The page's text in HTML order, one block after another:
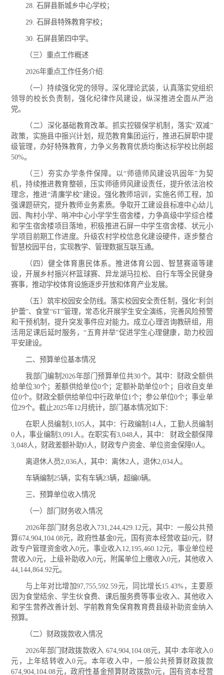
28. 石屏县新城乡中心学校；
29. 石屏县特殊教育学校；
30. 石屏县第四中学。
（三）重点工作概述
2026年重点工作任务介绍:
（一）持续强化党的领导。深化理论武装，认真落实党组织
领导的校长负责制，强化纪律作风建设，纵深推进全面从严治
党。
（二）深化基础教育改革。抓实控辍保学机制，落实“双减”
政策，实施县中振兴计划，规范教育集团运行，推进石屏职中提
级管理，办好特殊教育，力争义务教育优质均衡达标学校比例超
50%。
（三）夯实办学条件保障。以“师德师风建设巩固年”为契
机，持续推进教育整顿，压实师德师风建设责任，提升依法治校
理念，推进“清廉学校”建设。强化教师培训，实施名师工程，加
强课题研究，提升教师业务素质。争取开工建设县标准中心幼儿
园、陶村小学、哨冲中心小学学生宿舍楼，力争高级中学综合楼
和学生宿舍楼项目落地，积极推进石屏一中学生宿舍楼、状元小
学项目前期工作进度。升级农村学校信息化建设硬件，逐步整合
智慧校园平台，实现教学、管理数据互联互通。
（四）健全体育惠民体系。推进体育公园、智慧赛道等建
设，开展乡村振兴杯篮球赛、异龙湖马拉松、自行车等全民健身
赛事，推动学校体育设施逐步开放和体育产业发展。
（五）筑牢校园安全防线。落实校园安全责任制，强化“利剑
护蕾”、食堂“6T”管理，常态化开展学生安全演练，完善风险预警
和干预机制，提升突发事件应对能力。成立心理咨询教研组，用
活用足课后延时服务，“五育并举”促进学生心理健康，助力校园
平安建设。
二、预算单位基本情况
我部门编制2026年部门预算单位共30个。其中：财政全额供
给单位30个；差额供给单位0个；定额补助单位0个；自收自支单
位0个。财政全额供给单位中行政单位1个；参公单位0个；事业单
位29个。截止2025年12月统计，部门基本情况如下：
在职人员编制3,105人，其中：行政编制14人，工勤人员编制
0人，事业编制3,091人。在职实有3,048人，其中： 财政全额保障
3,048人，财政差额补助0人，财政专户资金、单位资金保障0人。
离退休人员2,036人，其中：离休2人，退休2,034人。
车辆编制25辆，实有车辆23辆，超编0辆。
三、预算单位收入情况
（一）部门财务收入情况
2026年部门财务总收入731,244,429.12元，其中：一般公共预
算674,904,104.08元，政府性基金0元，国有资本经营收益0元，财
政专户管理资金收入0元，事业收入12,195,460.12元，事业单位经
营收入0元，上级补助收入0元，附属单位上缴收入0元，其他收入
44,144,864.92元。
与上年对比增加97,755,592.59元，同比增长15.43%，主要原
因为食堂结余、学生伙食费、课后服务费等事业收入、其他收入
和学生营养改善计划、学前教育免保育教育费县级补助资金纳入
预算。
（二）财政拨款收入情况
2026年部门财政拨款收入 674,904,104.08元，其中:本年收入0
元，上年结转收入0元。本年收入中，一般公共预算财政拨款
674,904,104.08元，政府性基金预算财政拨款0元，国有资本经营